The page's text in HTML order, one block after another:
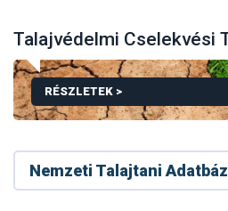
Talajvédelmi Cselekvési
RÉSZLETEK >
Nemzeti Talajtani